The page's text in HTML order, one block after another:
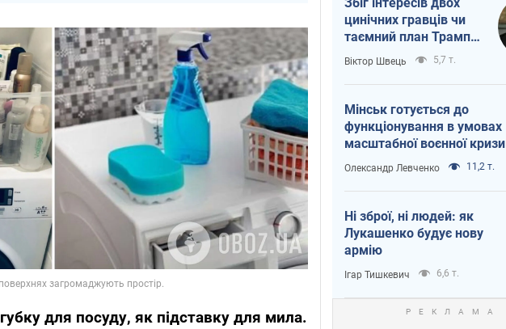
губку для посуду, як підставку для мила.
цинічних гравців чи
таємний план Трампа
і Путіна?
Віктор Швець 5,7 т.
Мінськ готується до
функціонування в умовах
масштабної воєнної кризи
Олександр Левченко 11,2 т.
Ні зброї, ні людей: як
Лукашенко будує нову
армію
Ігар Тишкевич 6,6 т.